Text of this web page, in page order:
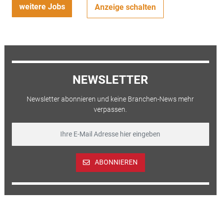
weitere Jobs Anzeige schalten
NEWSLETTER
Newsletter abonnieren und keine Branchen-News mehr
verpassen.
ABONNIEREN